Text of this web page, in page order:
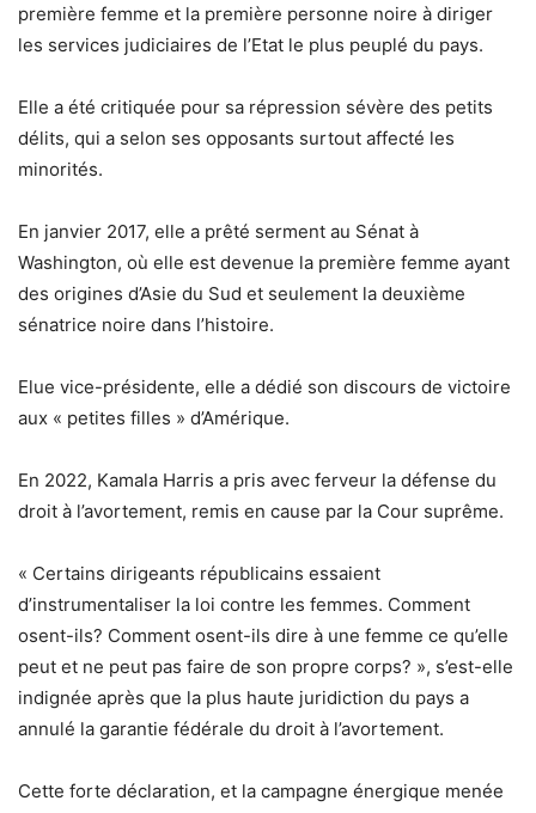
première femme et la première personne noire à diriger
les services judiciaires de l’Etat le plus peuplé du pays.
Elle a été critiquée pour sa répression sévère des petits
délits, qui a selon ses opposants surtout affecté les
minorités.
En janvier 2017, elle a prêté serment au Sénat à
Washington, où elle est devenue la première femme ayant
des origines d’Asie du Sud et seulement la deuxième
sénatrice noire dans l’histoire.
Elue vice-présidente, elle a dédié son discours de victoire
aux « petites filles » d’Amérique.
En 2022, Kamala Harris a pris avec ferveur la défense du
droit à l’avortement, remis en cause par la Cour suprême.
« Certains dirigeants républicains essaient
d’instrumentaliser la loi contre les femmes. Comment
osent-ils? Comment osent-ils dire à une femme ce qu’elle
peut et ne peut pas faire de son propre corps? », s’est-elle
indignée après que la plus haute juridiction du pays a
annulé la garantie fédérale du droit à l’avortement.
Cette forte déclaration, et la campagne énergique menée